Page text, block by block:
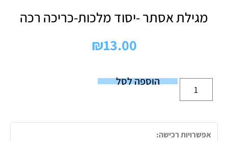
מגילת אסתר -יסוד מלכות-כריכה רכה
₪13.00
הוספה לסל
אפשרויות רכישה: